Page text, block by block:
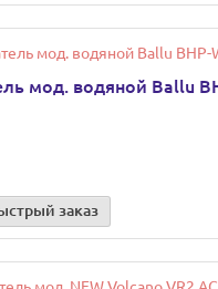
мод. водяной Ballu
заказ